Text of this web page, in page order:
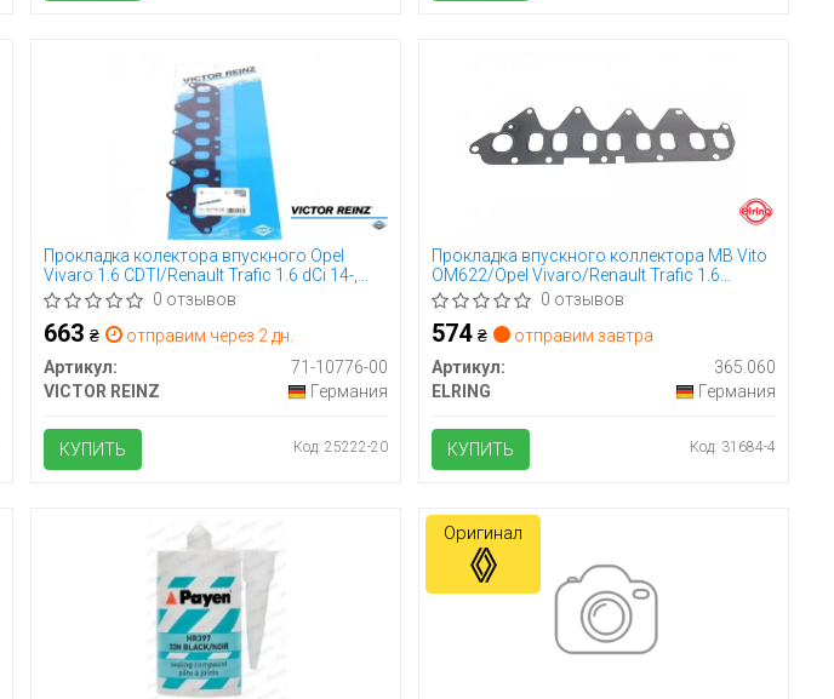
Прокладка колектора впускного Opel
Vivaro 1.6 CDTI/Renault Trafic 1.6 dCi 14-,
R9M
0 отзывов
663₴
отправим через 2 дн.
Артикул:
71-10776-00
VICTOR REINZ
Германия
КУПИТЬ Код: 25222-20
Прокладка впускного коллектора MB Vito
OM622/Opel Vivaro/Renault Trafic 1.6
dCi/CDTI 14-
0 отзывов
574₴
отправим завтра
Артикул:
365.060
ELRING
Германия
КУПИТЬ Код: 31684-4
Оригинал